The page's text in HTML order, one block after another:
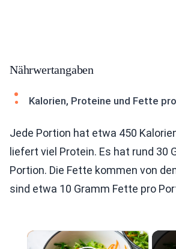
Nährwertangaben
Kalorien, Proteine und Fette
Jede Portion hat etwa 450
liefert viel Protein. Es hat rund 30
Portion. Die Fette kommen von
sind etwa 10 Gramm Fette pro
×